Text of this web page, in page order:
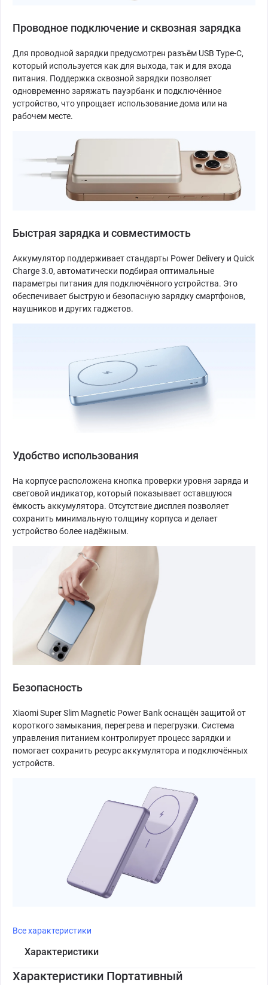
Проводное подключение и сквозная зарядка
Для проводной зарядки предусмотрен разъём USB Type-C,
который используется как для выхода, так и для входа
питания. Поддержка сквозной зарядки позволяет
одновременно заряжать пауэрбанк и подключённое
устройство, что упрощает использование дома или на
рабочем месте.
Быстрая зарядка и совместимость
Аккумулятор поддерживает стандарты Power Delivery и Quick
Charge 3.0, автоматически подбирая оптимальные
параметры питания для подключённого устройства. Это
обеспечивает быструю и безопасную зарядку смартфонов,
наушников и других гаджетов.
Удобство использования
На корпусе расположена кнопка проверки уровня заряда и
световой индикатор, который показывает оставшуюся
ёмкость аккумулятора. Отсутствие дисплея позволяет
сохранить минимальную толщину корпуса и делает
устройство более надёжным.
Безопасность
Xiaomi Super Slim Magnetic Power Bank оснащён защитой от
короткого замыкания, перегрева и перегрузки. Система
управления питанием контролирует процесс зарядки и
помогает сохранить ресурс аккумулятора и подключённых
устройств.
Все характеристики
Характеристики
Характеристики Портативный